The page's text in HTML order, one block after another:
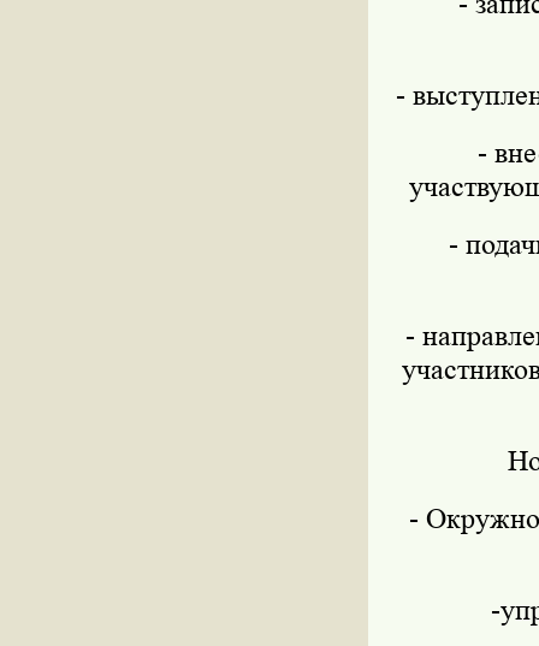
-
-
-
-
-
-